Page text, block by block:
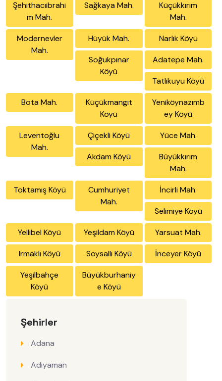
Şehirler
Adana
Adıyaman
Şehithacıibrahi
m Mah.
Sağkaya Mah.
Küçükkırım
Mah.
Modernevler
Mah.
Hüyük Mah. Narlık Köyü
Soğukpınar
Köyü
Adatepe Mah.
Tatlıkuyu Köyü
Bota Mah.
Küçükmangıt
Köyü
Yeniköynazımb
ey Köyü
Leventoğlu
Mah.
Çiçekli Köyü Yüce Mah.
Akdam Köyü
Büyükkırım
Mah.
Toktamış Köyü
Cumhuriyet
Mah.
İncirli Mah.
Selimiye Köyü
Yellibel Köyü Yeşildam Köyü Yarsuat Mah.
Irmaklı Köyü Soysallı Köyü İnceyer Köyü
Yeşilbahçe
Köyü
Büyükburhaniy
e Köyü